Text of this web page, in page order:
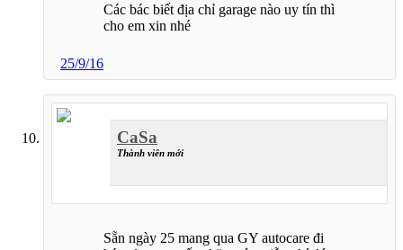
Các bác biết địa chỉ garage nào uy tín thì
cho em xin nhé
25/9/16
CaSa
Thành viên mới
Sẵn ngày 25 mang qua GY autocare đi